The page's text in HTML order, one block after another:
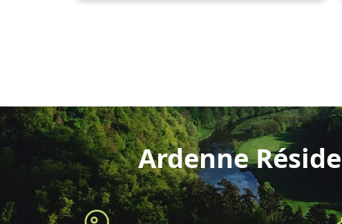
Ardenne